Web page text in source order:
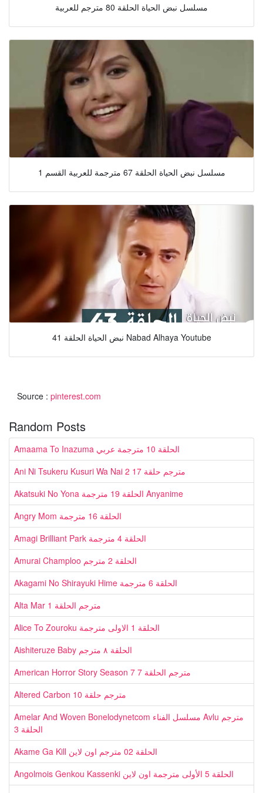
مسلسل نبض الحياة الحلقة 80 مترجم للعربية
مسلسل نبض الحياة الحلقة 67 مترجمة للعربية القسم 1
نبض الحياة الحلقة 41 Nabad Alhaya Youtube
Source : pinterest.com
Random Posts
Amaama To Inazuma الحلقة 10 مترجمة عربي
Ani Ni Tsukeru Kusuri Wa Nai 2 مترجم حلقة 17
Akatsuki No Yona الحلقة 19 مترجمة Anyanime
Angry Mom الحلقة 16 مترجمة
Amagi Brilliant Park الحلقة 4 مترجمة
Amurai Champloo الحلقة 2 مترجم
Akagami No Shirayuki Hime الحلقة 6 مترجمة
Alta Mar مترجم الحلقة 1
Alice To Zouroku الحلقة 1 الاولى مترجمة
Aishiteruze Baby الحلقة ٨ مترجم
American Horror Story Season 7 مترجم الحلقة 7
Altered Carbon مترجم حلقة 10
Amelar And Woven Bonelodynetcom مسلسل الفناء Avlu مترجم
الحلقة 3
Akame Ga Kill الحلقة 02 مترجم اون لاين
Angolmois Genkou Kassenki الحلقة 5 الأولى مترجمة اون لاين